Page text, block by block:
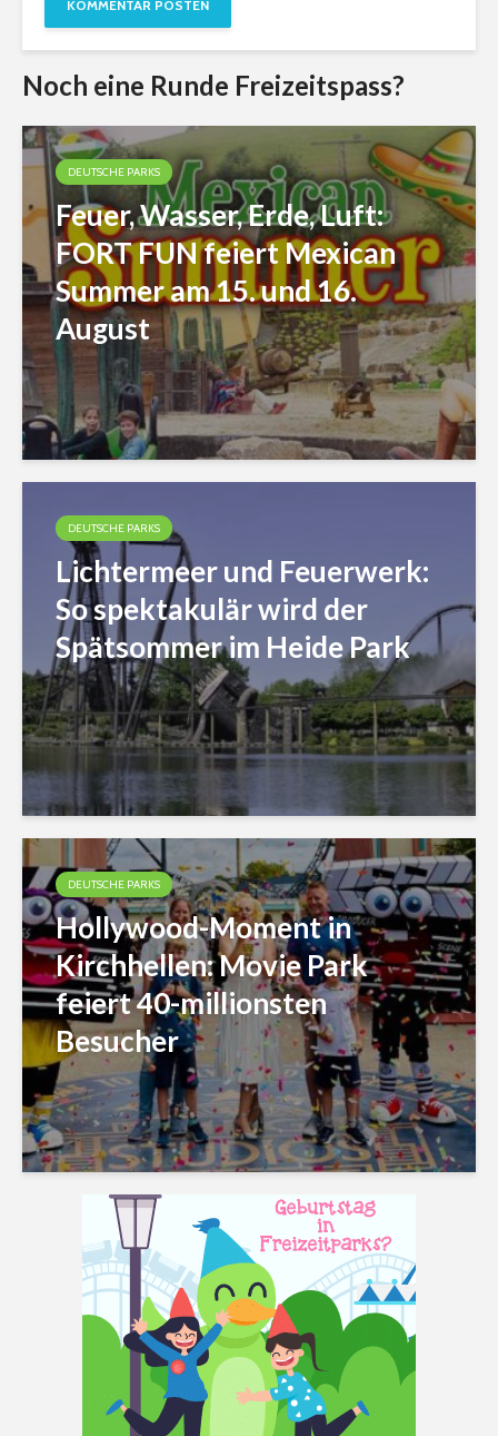
Noch eine Runde Freizeitspass?
DEUTSCHE PARKS
Feuer, Wasser, Erde, Luft:
FORT FUN feiert Mexican
Summer am 15. und 16.
August
DEUTSCHE PARKS
Lichtermeer und Feuerwerk:
So spektakulär wird der
Spätsommer im Heide Park
DEUTSCHE PARKS
Hollywood-Moment in
Kirchhellen: Movie Park
feiert 40-millionsten
Besucher